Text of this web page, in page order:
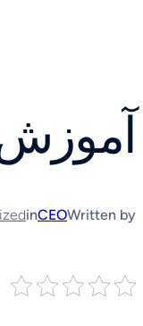
Written by
CEO
in